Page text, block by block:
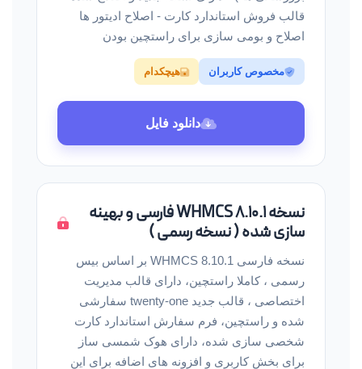
قالب فروش استاندارد کارت - اصلاح ادیتور ها
اصلاح و بومی سازی برای راستچین بودن
مخصوص کاربران هیچکدام
دانلود فایل
نسخه WHMCS 8.10.1 فارسی و بهینه
سازی شده ( نسخه رسمی )
نسخه فارسی WHMCS 8.10.1 بر اساس بیس
رسمی ، کاملا راستچین، دارای قالب مدیریت
اختصاصی ، قالب جدید twenty-one سفارشی
شده و راستچین، فرم سفارش استاندارد کارت
شخصی سازی شده، دارای هوک شمسی ساز
برای بخش کاربری و افزونه های اضافه برای این